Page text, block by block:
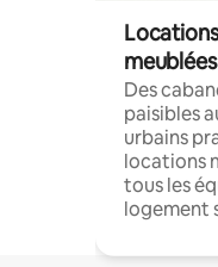
meublées
Des
paisibles
urbains
locations
tous les
logement